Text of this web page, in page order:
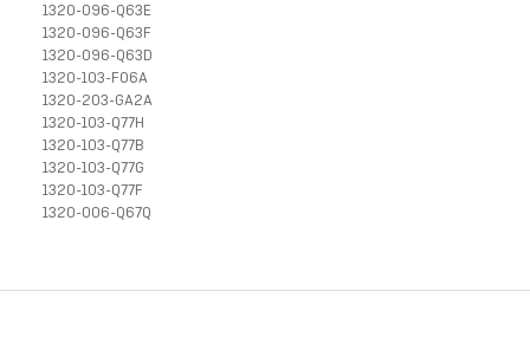
1320-096-Q63E
1320-096-Q63F
1320-096-Q63D
1320-103-F06A
1320-203-GA2A
1320-103-Q77H
1320-103-Q77B
1320-103-Q77G
1320-103-Q77F
1320-006-Q67Q